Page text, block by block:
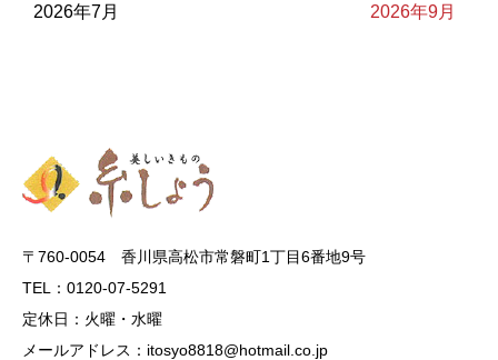
2026年7月 2026年9月
〒760-0054 香川県高松市常磐町1丁目6番地9号
TEL：0120-07-5291
定休日：火曜・水曜
メールアドレス：itosyo8818@hotmail.co.jp